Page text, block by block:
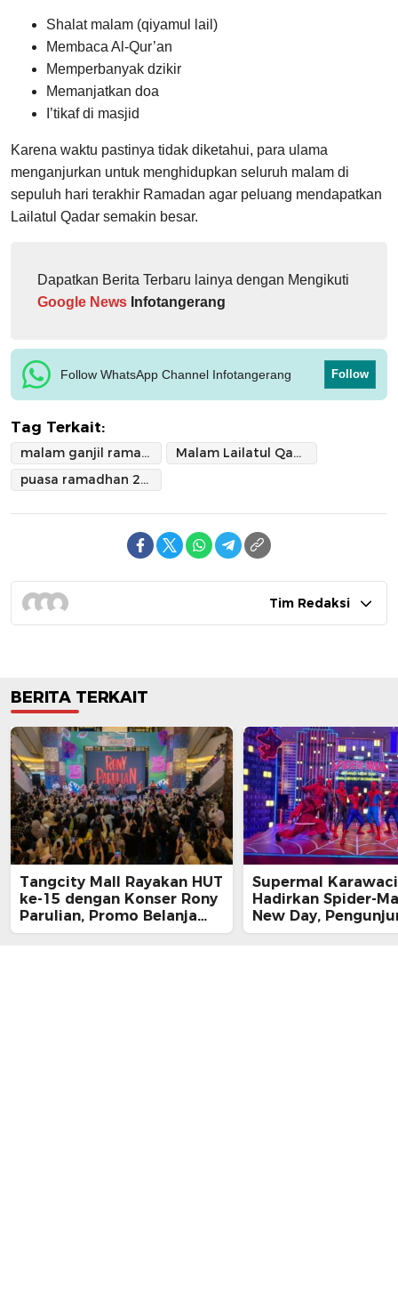
Shalat malam (qiyamul lail)
Membaca Al-Qur’an
Memperbanyak dzikir
Memanjatkan doa
I’tikaf di masjid
Karena waktu pastinya tidak diketahui, para ulama
menganjurkan untuk menghidupkan seluruh malam di
sepuluh hari terakhir Ramadan agar peluang mendapatkan
Lailatul Qadar semakin besar.
Dapatkan Berita Terbaru lainya dengan Mengikuti
Google News Infotangerang
Follow WhatsApp Channel Infotangerang Follow
Tag Terkait:
malam ganjil ramadan
Malam Lailatul Qadar
puasa ramadhan 2026
Tim Redaksi
BERITA TERKAIT
Tangcity Mall Rayakan HUT
ke-15 dengan Konser Rony
Parulian, Promo Belanja
hingga Festival Komunitas
Supermal Karawaci
Hadirkan Spider-
New Day,
Main, Bertemu